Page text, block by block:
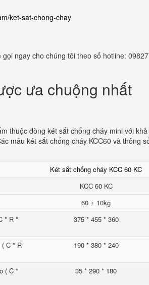
ket-sat-chong-chay
ngay cho chúng tôi theo số hotline:
ưa chuộng nhất
thuộc dòng két sắt chống cháy mini với
mẫu két sắt chống cháy KCC60 và thông
Két sắt chống cháy KCC 60 KC
KCC 60 KC
60 ± 10kg
* R *
375 * 455 * 360
C * R
190 * 380 * 240
( C *
35 * 290 * 180